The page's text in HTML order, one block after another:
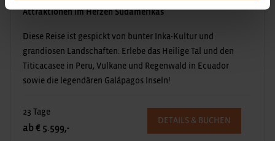
Attraktionen im Herzen Südamerikas
Diese Reise ist gespickt von bunter Inka-Kultur und
grandiosen Landschaften: Erlebe das Heilige Tal und den
Titicacasee in Peru, Vulkane und Regenwald in Ecuador
sowie die legendären Galápagos Inseln!
23 Tage
ab € 5.599,-
DETAILS & BUCHEN